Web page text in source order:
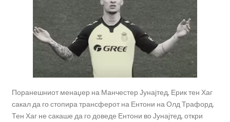
Поранешниот менаџер на Манчестер Јунајтед, Ерик тен Хаг
сакал да го стопира трансферот на Ентони на Олд Трафорд.
Тен Хаг не сакаше да го доведе Ентони во Јунајтед, откри